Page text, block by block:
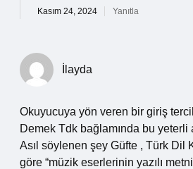
Kasım 24, 2024 Yanıtla
İlayda
Okuyucuya yön veren bir giriş
Demek Tdk bağlamında bu
Asıl söylenen şey Güfte , Türk Dil
göre “müzik eserlerinin yazılı